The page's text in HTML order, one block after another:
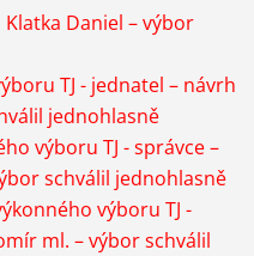
Daniel – výbor
TJ - jednatel – návrh
schválil jednohlasně
výboru TJ - správce –
schválil jednohlasně
výboru TJ -
ml. – výborschválil